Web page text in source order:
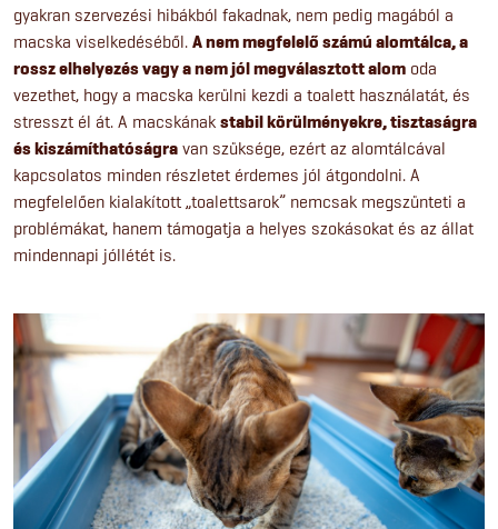
gyakran szervezési hibákból fakadnak, nem pedig magából a
macska viselkedéséből. A nem megfelelő számú alomtálca, a
rossz elhelyezés vagy a nem jól megválasztott alom oda
vezethet, hogy a macska kerülni kezdi a toalett használatát, és
stresszt él át. A macskának stabil körülményekre, tisztaságra
és kiszámíthatóságra van szüksége, ezért az alomtálcával
kapcsolatos minden részletet érdemes jól átgondolni. A
megfelelően kialakított „toalettsarok” nemcsak megszünteti a
problémákat, hanem támogatja a helyes szokásokat és az állat
mindennapi jóllétét is.